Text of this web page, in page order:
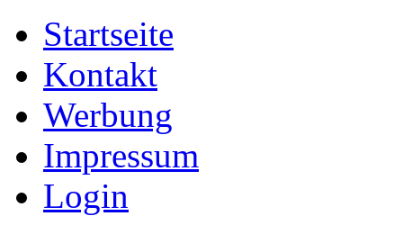
Startseite
Kontakt
Werbung
Impressum
Login